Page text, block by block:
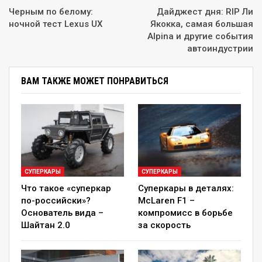
классические автомобили. Сложные в
управлении, пахнущие маслом и
несгоревшим бензином – с ними нужно
было бороться, их надо было приручать. А
еще они давно ушли на страницы истории.
2014 – Jaguar Lightweight E-
Type
Одними из первых «фишку» с запуском в серию
классики раскусили англичане. В далеком 1963
году по заказу гоночных команд в компании
построили 12 родстеров со съемным жестким
сплавов. Изначально планировался выпуск 18
Черным по белому:
ночной тест Lexus UX
Дайджест дня: RIP Ли
Якокка, самая большая
Alpina и другие события
автоиндустрии
ВАМ ТАКЖЕ МОЖЕТ ПОНРАВИТЬСЯ
СУПЕРКАРЫ
Что такое «суперкар
по-российски»?
Основатель вида –
Шайтан 2.0
СУПЕРКАРЫ
Суперкары в деталях:
McLaren F1 –
компромисс в борьбе
за скорость